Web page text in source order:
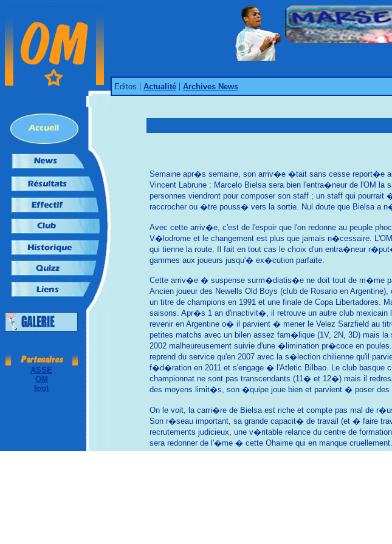
Editos | Actualité | Archives News
ASSE
OM
foot
Semaine apr�s semaine, son arriv�e �tait sans cesse report�e
Vincent Labrune : Marcelo Bielsa sera bien l'entra�neur de l'OM
personnes viendront pour composer son staff ; un staff qui
raccrocher ou �tre pouss� vers la sortie. Nul doute que Bielsa a
Avec cette arriv�e, c'est de l'espoir que l'on redonne au peuple
V�lodrome et le changement est plus que jamais n�cessaire.
qui tienne la route. Il fait en tout cas le choix d'un entra�neur
gammes aux joueurs jusqu'� ex�cution parfaite.
Cette arriv�e � suspense surm�diatis�e ne doit tout de m�me
Ancien joueur des Newells Old Boys (club de Rosario en
un titre de champions en 1991 et une finale de Copa
saisons. Apr�s 1 an d'inactivit�, il retrouve un autre club mexicain
revenir en Argentine o� il parvient � mener le Velez Sarzfield au
petites matchs avec un bilen assez fam�lique (1V, 2N, 3D) mais
2002 malheureusement suivie d'une �limination pr�coce en
reprend du service qu'en 2007 avec la s�lection chilienne qu'il
f�d�ration en 2011 et s'engage � l'Atletic Bilbao. Le club basque
championnat ne sont pas transcendants (11� et 12�) mais il
des moyens limit�s, son �quipe joue bien et parvient � poser
On le voit, la carri�re de Bielsa est riche et compte pas mal de
Son r�seau important, sa grande capacit� de travail (et � faire
recrutements judicieux, une v�ritable relance du centre de
sera redonner de l'�me � cette Ohaime qui en manque